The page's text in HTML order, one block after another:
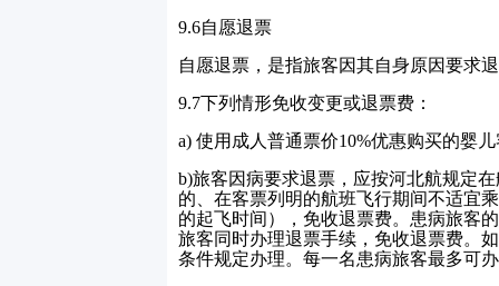
9.6自愿退票
自愿退票，是指旅客因其自身原因要求
9.7下列情形免收变更或退票费：
a) 使用成人普通票价10%优惠购买的婴
b)旅客因病要求退票，应按河北航规定
的、在客票列明的航班飞行期间不适宜
的起飞时间），免收退票费。患病旅客
旅客同时办理退票手续，免收退票费。
条件规定办理。每一名患病旅客最多可